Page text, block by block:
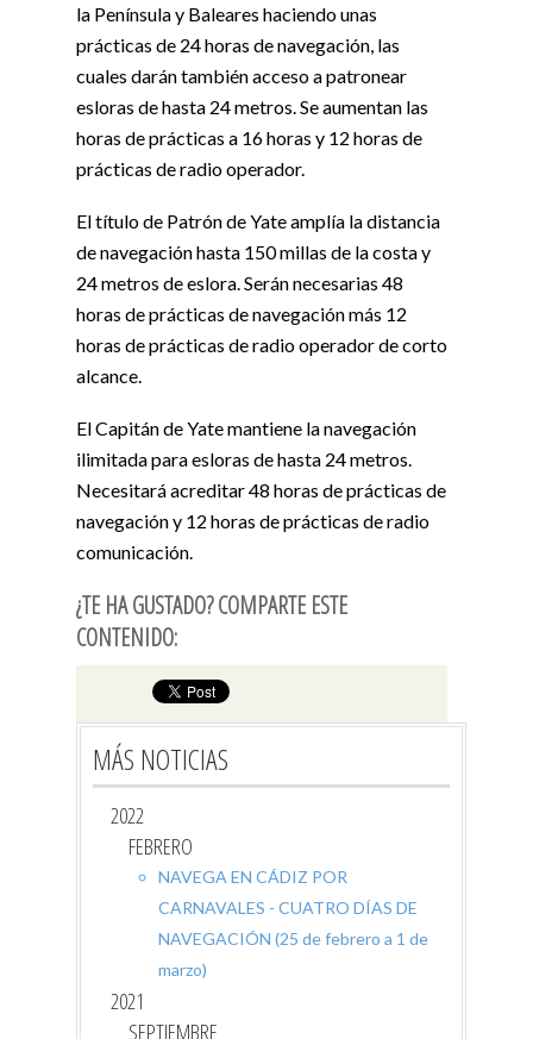
la Península y Baleares haciendo unas
prácticas de 24 horas de navegación, las
cuales darán también acceso a patronear
esloras de hasta 24 metros. Se aumentan las
horas de prácticas a 16 horas y 12 horas de
prácticas de radio operador.
El título de Patrón de Yate amplía la distancia
de navegación hasta 150 millas de la costa y
24 metros de eslora. Serán necesarias 48
horas de prácticas de navegación más 12
horas de prácticas de radio operador de corto
alcance.
El Capitán de Yate mantiene la navegación
ilimitada para esloras de hasta 24 metros.
Necesitará acreditar 48 horas de prácticas de
navegación y 12 horas de prácticas de radio
comunicación.
¿TE HA GUSTADO? COMPARTE ESTE
CONTENIDO:
MÁS NOTICIAS
2022
FEBRERO
NAVEGA EN CÁDIZ POR
CARNAVALES - CUATRO DÍAS DE
NAVEGACIÓN (25 de febrero a 1 de
marzo)
2021
SEPTIEMBRE